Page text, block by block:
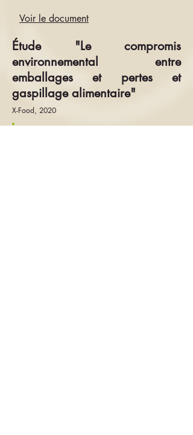
Voir le document
Étude "Le compromis
environnemental entre
emballages et pertes et
gaspillage alimentaire"
X-Food, 2020